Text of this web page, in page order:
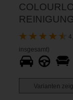
insgesamt)
Varianten